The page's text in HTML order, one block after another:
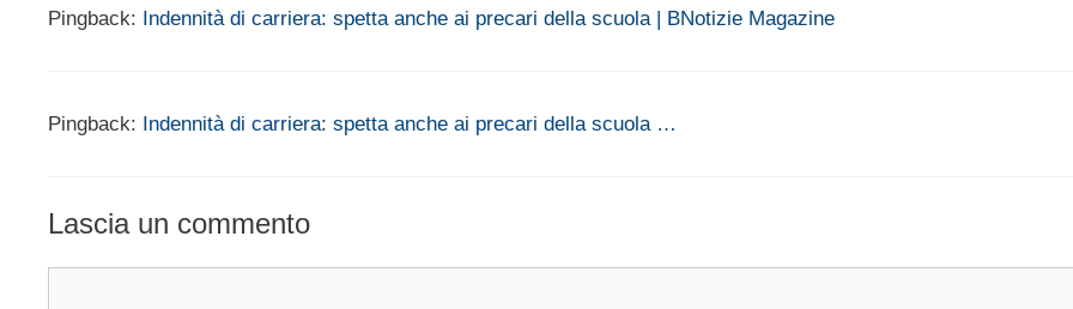
Pingback: Indennità di carriera: spetta anche ai precari della scuola | BNotizie Magazine
Pingback: Indennità di carriera: spetta anche ai precari della scuola …
Lascia un commento